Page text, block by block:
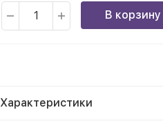
В корзину
Характеристики